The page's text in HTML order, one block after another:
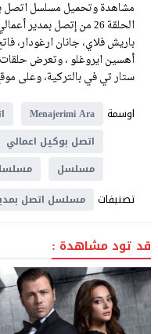
باريش فلاي، جانان ارغودار،
أهسين ايروغلو ، وتعرض
ستار تي في بالتركية، وعلى
اوسمة
Menajerimi Ara
اتصل بوكيل اعمالي
مسلسل
تصنيفات مسلسل اتصل
قد تود مشاهدة :